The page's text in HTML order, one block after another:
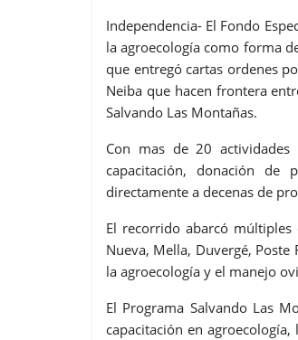
Independencia- El Fondo
la agroecología como forma
que entregó cartas ordenes
Neiba que hacen frontera
Salvando Las Montañas.
Con mas de 20
capacitación, donación de
directamente a decenas de
El recorrido abarcó múltiples
Nueva, Mella, Duvergé,
la agroecología y el manejo
El Programa Salvando Las
capacitación en